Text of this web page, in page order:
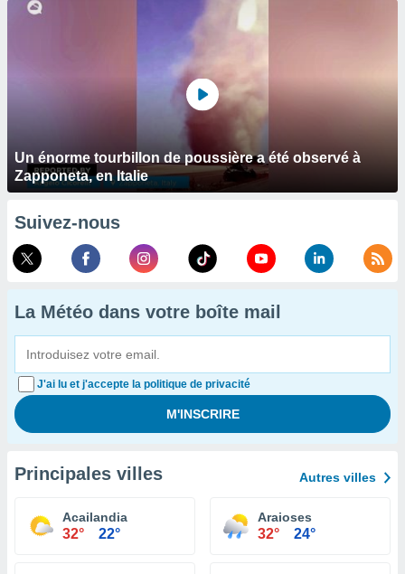
Un énorme tourbillon de poussière a été observé à
Zapponeta, en Italie
Suivez-nous
La Météo dans votre boîte mail
J'ai lu et j'accepte la politique de privacité
Principales villes Autres villes
Acailandia
32° 22°
Araioses
32° 24°